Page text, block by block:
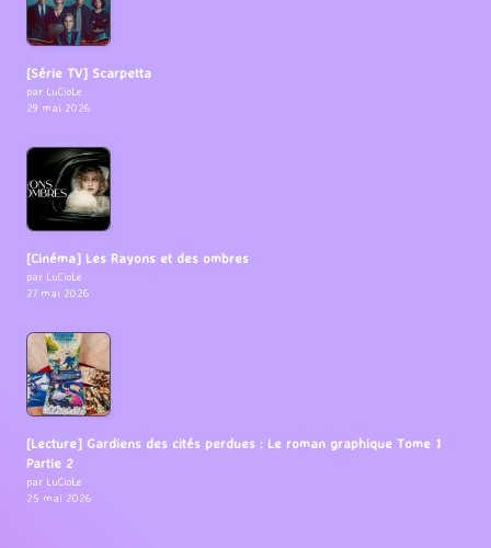
[Série TV] Scarpetta
par LuCioLe
29 mai 2026
[Cinéma] Les Rayons et des ombres
par LuCioLe
27 mai 2026
[Lecture] Gardiens des cités perdues : Le roman graphique Tome 1
Partie 2
par LuCioLe
25 mai 2026